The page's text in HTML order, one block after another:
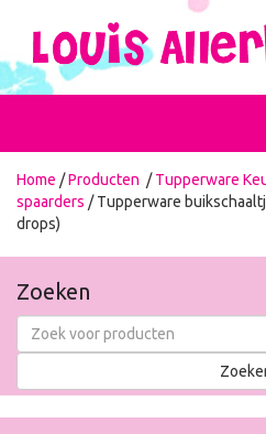
Home /Producten /Tupperware
spaarders / Tupperware
drops)
Zoeken